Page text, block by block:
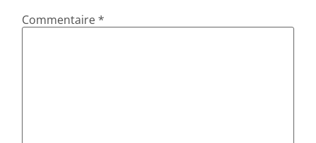
Commentaire*